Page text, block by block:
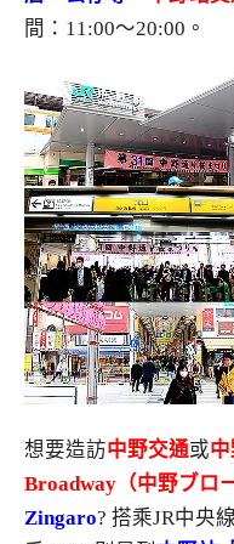
間：11:00～20:00。
想要造訪中野交通或
Broadway（中野ブロ
Zingaro? 搭乘JR中央